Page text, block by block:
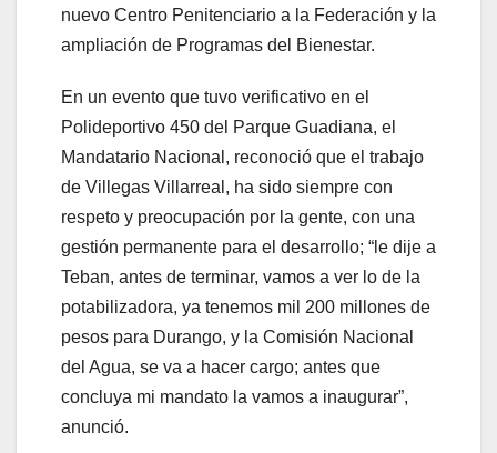
nuevo Centro Penitenciario a la Federación y la
ampliación de Programas del Bienestar.
En un evento que tuvo verificativo en el
Polideportivo 450 del Parque Guadiana, el
Mandatario Nacional, reconoció que el trabajo
de Villegas Villarreal, ha sido siempre con
respeto y preocupación por la gente, con una
gestión permanente para el desarrollo; “le dije a
Teban, antes de terminar, vamos a ver lo de la
potabilizadora, ya tenemos mil 200 millones de
pesos para Durango, y la Comisión Nacional
del Agua, se va a hacer cargo; antes que
concluya mi mandato la vamos a inaugurar”,
anunció.